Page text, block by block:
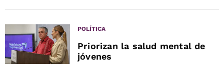
POLÍTICA
Priorizan la salud mental de
jóvenes